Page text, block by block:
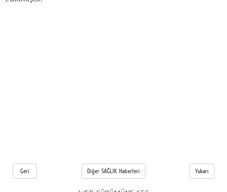
Geri Diğer SAĞLIK Haberleri Yukarı